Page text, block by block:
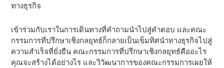
ทางธุรกิจ
เข้าร่วมกับเราในการเดินทางที่คําถามนําไปสู่คําตอบ และคณะ
กรรมการที่ปรึกษาเชิงกลยุทธ์ก็กลายเป็นเข็มทิศนําทางธุรกิจไปสู่
ความสําเร็จที่ยั่งยืน คณะกรรมการที่ปรึกษาเชิงกลยุทธ์คืออะไร
คุณจะสร้างได้อย่างไร และวิวัฒนาการของคณะกรรมการเผยให้